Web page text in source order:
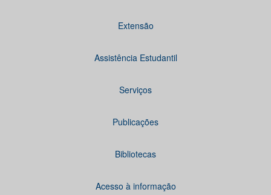
Extensão
Assistência Estudantil
Serviços
Publicações
Bibliotecas
Acesso à informação